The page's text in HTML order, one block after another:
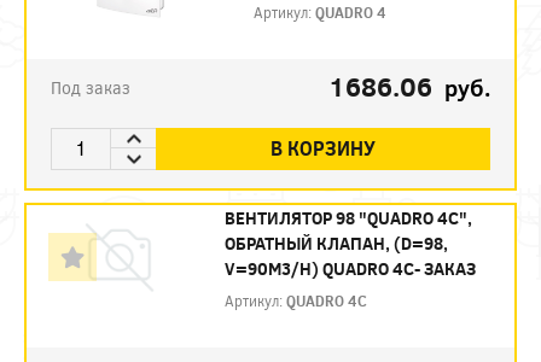
Артикул:QUADRO 4
Под заказ 1686.06 руб.
В КОРЗИНУ
ВЕНТИЛЯТОР 98 "QUADRO 4C",
ОБРАТНЫЙ КЛАПАН, (D=98,
V=90M3/H) QUADRO 4C- ЗАКАЗ
Артикул:QUADRO 4C